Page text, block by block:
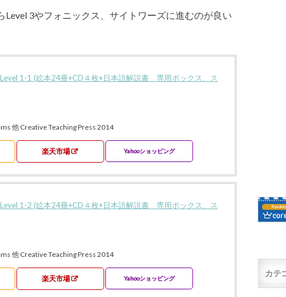
3やフォニックス、サイトワーズに進むのが良い
1-1 (絵本24冊+CD４枚+日本語解説書 専用ボックス、ス
他 Creative Teaching Press 2014
楽天市場 Yahooショッピング
1-2 (絵本24冊+CD４枚+日本語解説書 専用ボックス、ス
他 Creative Teaching Press 2014
楽天市場 Yahooショッピング カテ